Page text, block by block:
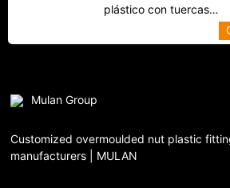
Mulan Group
Customized overmoulded nut plastic
manufacturers | MULAN
plástico con tuercas
sobremoldeadas
| MULAN